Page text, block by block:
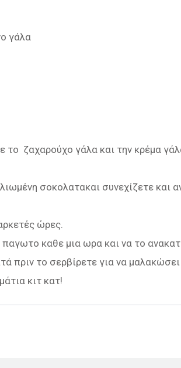
γάλα
ζαχαρούχο γάλα και την κρέμα
σοκολατακαι συνεχίζετε και
ώρες.
παγωτο καθε μια ωρα και να το
πριν το σερβίρετε για να
κιτ κατ!